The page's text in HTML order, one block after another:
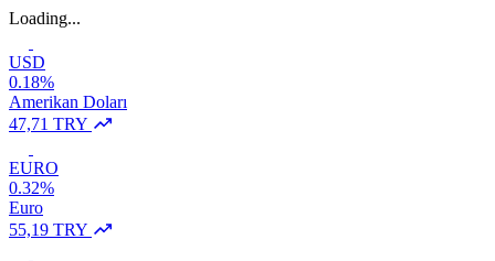
Loading...
USD
0.18%
Amerikan Doları
47,71 TRY
EURO
0.32%
Euro
55,19 TRY